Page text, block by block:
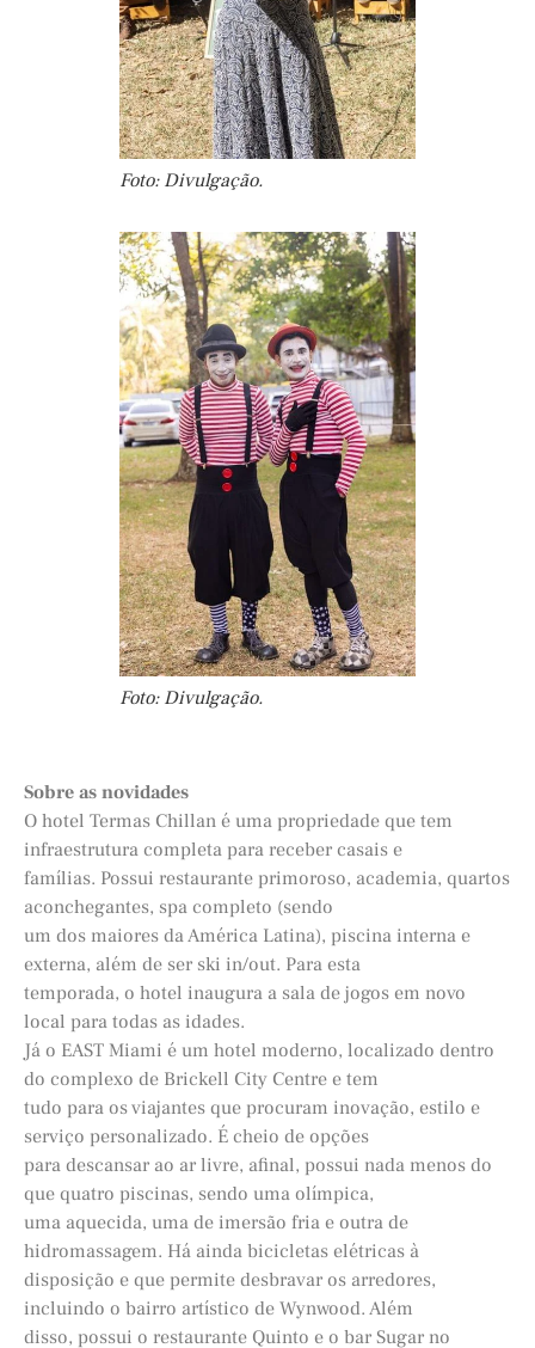
Foto: Divulgação.
Foto: Divulgação.
Sobre as novidades
O hotel Termas Chillan é uma propriedade que tem
infraestrutura completa para receber casais e
famílias. Possui restaurante primoroso, academia, quartos
aconchegantes, spa completo (sendo
um dos maiores da América Latina), piscina interna e
externa, além de ser ski in/out. Para esta
temporada, o hotel inaugura a sala de jogos em novo
local para todas as idades.
Já o EAST Miami é um hotel moderno, localizado dentro
do complexo de Brickell City Centre e tem
tudo para os viajantes que procuram inovação, estilo e
serviço personalizado. É cheio de opções
para descansar ao ar livre, afinal, possui nada menos do
que quatro piscinas, sendo uma olímpica,
uma aquecida, uma de imersão fria e outra de
hidromassagem. Há ainda bicicletas elétricas à
disposição e que permite desbravar os arredores,
incluindo o bairro artístico de Wynwood. Além
disso, possui o restaurante Quinto e o bar Sugar no